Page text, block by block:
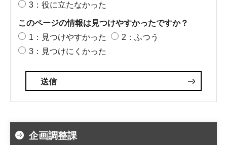
3：役に立たなかった
このページの情報は見つけやすかったですか？
1：見つけやすかった
2：ふつう
3：見つけにくかった
企画調整課